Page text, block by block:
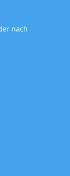
nach